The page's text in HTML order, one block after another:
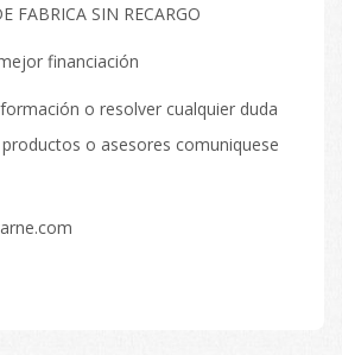
FABRICA SIN RECARGO
financiación
o resolver cualquier duda
o asesores comuniquese